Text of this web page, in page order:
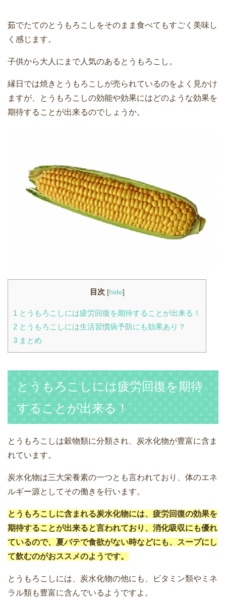
茹でたてのとうもろこしをそのまま食べてもすごく美味し
く感じます。
子供から大人にまで人気のあるとうもろこし。
縁日では焼きとうもろこしが売られているのをよく見かけ
ますが、とうもろこしの効能や効果にはどのような効果を
期待することが出来るのでしょうか。
目次 [hide]
1 とうもろこしには疲労回復を期待することが出来る！
2 とうもろこしには生活習慣病予防にも効果あり？
3 まとめ
とうもろこしには疲労回復を期待
することが出来る！
とうもろこしは穀物類に分類され、炭水化物が豊富に含ま
れています。
炭水化物は三大栄養素の一つとも言われており、体のエネ
ルギー源としてその働きを行います。
とうもろこしに含まれる炭水化物には、疲労回復の効果を
期待することが出来ると言われており、消化吸収にも優れ
ているので、夏バテで食欲がない時などにも、スープにし
て飲むのがおススメのようです。
とうもろこしには、炭水化物の他にも、ビタミン類やミネ
ラル類も豊富に含んでいるようですよ。